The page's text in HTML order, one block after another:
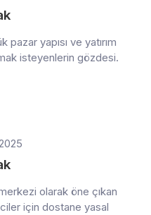
yapısı ve yatırım
isteyenlerin gözdesi.
olarak öne çıkan
için dostane yasal